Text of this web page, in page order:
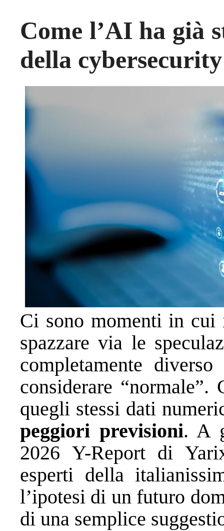
Come l’AI ha già
della cybersecurity
Ci sono momenti in cui
spazzare via le
completamente
considerare
quegli stessi dati
peggiori previsioni. A
2026 Y-Report di
esperti della
l’ipotesi di un futuro
di una semplice